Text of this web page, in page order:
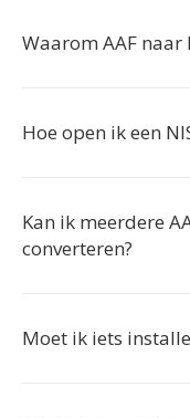
Waarom AAF naar
Hoe open ik een
Kan ik meerdere
converteren?
Moet ik iets